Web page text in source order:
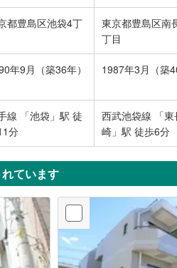
都豊島区池袋4丁
東京都豊島区南
丁目
年9月（築36年） 1987年3月（築
線 「池袋」駅 徒
分
西武池袋線 「東
崎」駅 徒歩6分
ています